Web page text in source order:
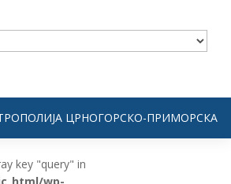
ЦРНОГОРСКО-ПРИМОРСКА
key "query" in